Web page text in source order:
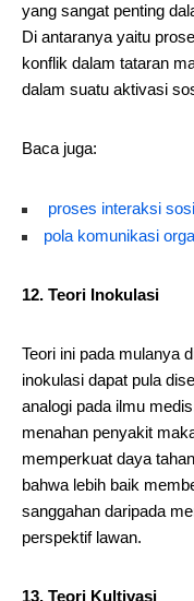
yang sangat penting
Di antaranya yaitu
konflik dalam tataran
dalam suatu aktivasi
Baca juga:
proses interaksi
pola komunikasi
12. Teori Inokulasi
Teori ini pada mulanya
inokulasi dapat pula
analogi pada ilmu
menahan penyakit
memperkuat daya
bahwa lebih baik
sanggahan daripada
perspektif lawan.
13. Teori Kultivasi